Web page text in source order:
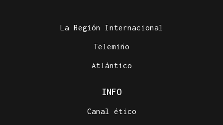
La Región Internacional
Telemiño
Atlántico
INFO
Canal ético